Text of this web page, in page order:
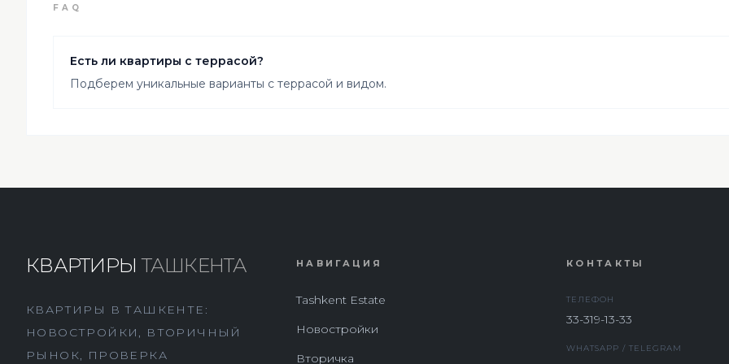
FAQ
Есть ли квартиры с террасой?
Подберем уникальные варианты с террасой и видом.
КВАРТИРЫТАШКЕНТА
КВАРТИРЫ В ТАШКЕНТЕ:
НОВОСТРОЙКИ, ВТОРИЧНЫЙ
РЫНОК, ПРОВЕРКА
НАВИГАЦИЯ
Tashkent Estate
Новостройки
Вторичка
КОНТАКТЫ
ТЕЛЕФОН
33-319-13-33
WHATSAPP / TELEGRAM